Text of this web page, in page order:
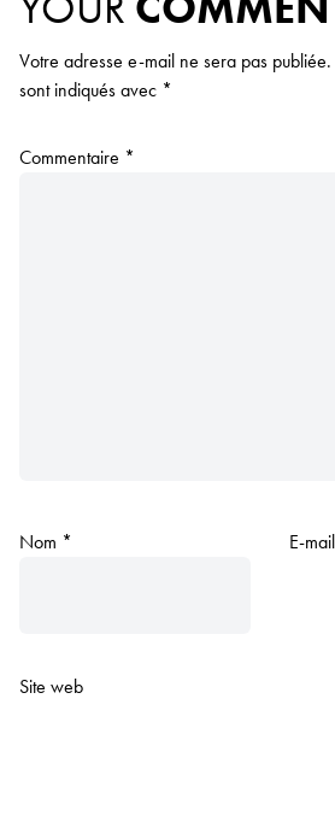
Votre adresse e-mail ne sera pas publiée.
sont indiqués avec *
Commentaire *
Nom * E-mail
Site web